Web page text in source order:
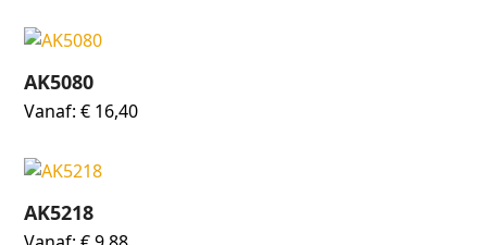
AK5080
Vanaf:€ 16,40
AK5218